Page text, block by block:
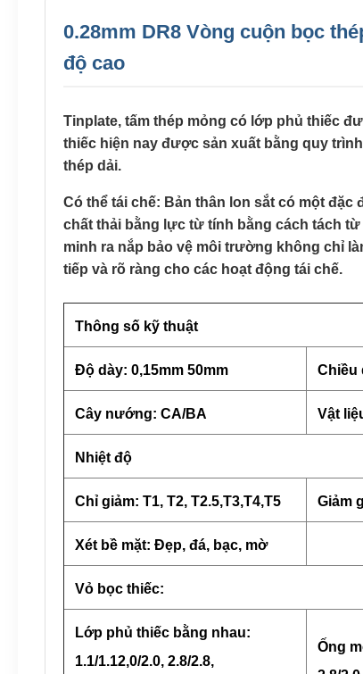
0.28mm DR8 Vòng cuộn bọc
độ cao
Tinplate, tấm thép mỏng có lớp phủ thiếc
thiếc hiện nay được sản xuất bằng quy
thép dải.
Có thể tái chế: Bản thân lon sắt có một
chất thải bằng lực từ tính bằng cách tách
minh ra nắp bảo vệ môi trường không chỉ
tiếp và rõ ràng cho các hoạt động tái chế.
Thông số kỹ thuật
Độ dày: 0,15mm 50mm Chiều
Cây nướng: CA/BA Vật
Nhiệt độ
Chỉ giảm: T1, T2, T2.5,T3,T4,T5 Giảm
Xét bề mặt: Đẹp, đá, bạc, mờ
Vỏ bọc thiếc:
Lớp phủ thiếc bằng nhau:
1.1/1.12,0/2.0, 2.8/2.8,
Ống